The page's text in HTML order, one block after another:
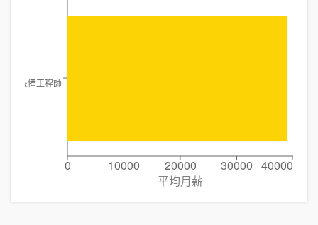
0 10000 20000 30000 40000
平均月薪
動化設備工程師